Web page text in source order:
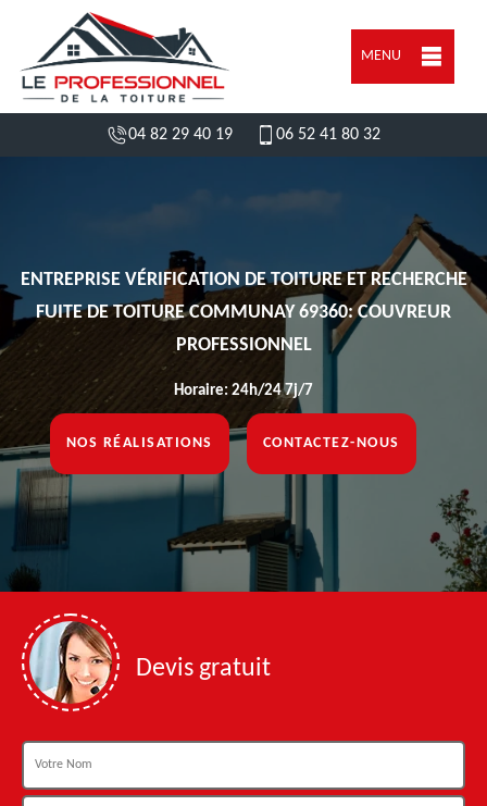
MENU
04 82 29 40 19 06 52 41 80 32
ENTREPRISE VÉRIFICATION DE TOITURE ET RECHERCHE
FUITE DE TOITURE COMMUNAY 69360: COUVREUR
PROFESSIONNEL
Horaire: 24h/24 7j/7
NOS RÉALISATIONS CONTACTEZ-NOUS
Devis gratuit